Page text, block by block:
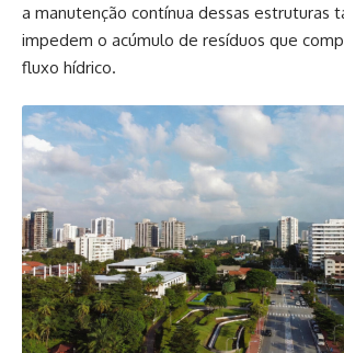
a manutenção contínua dessas estruturas
impedem o acúmulo de resíduos que
fluxo hídrico.